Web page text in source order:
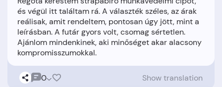
és végül itt találtam rá. A választék széles, az árak
reálisak, amit rendeltem, pontosan úgy jött, mint a
leírásban. A futár gyors volt, csomag sértetlen.
Ajánlom mindenkinek, aki minőséget akar alacsony
0 Show translation